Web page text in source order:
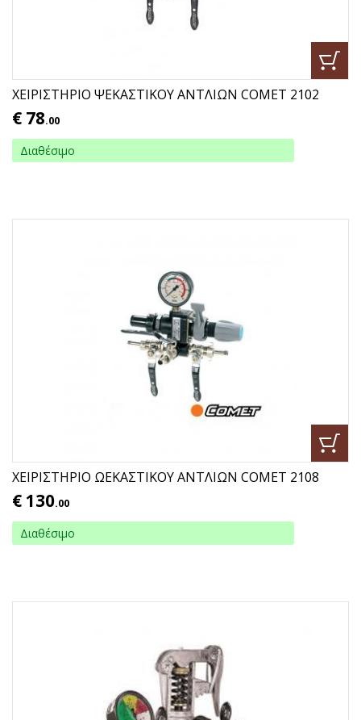
ΧΕΙΡΙΣΤΗΡΙΟ ΨΕΚΑΣΤΙΚΟΥ ΑΝΤΛΙΩΝ COMET 2102
€ 78.00
Διαθέσιμο
ΧΕΙΡΙΣΤΗΡΙΟ ΩΕΚΑΣΤΙΚΟΥ ΑΝΤΛΙΩΝ COMET 2108
€ 130.00
Διαθέσιμο